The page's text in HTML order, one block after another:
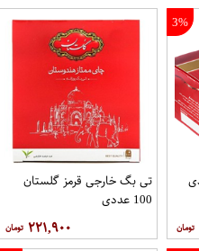
3%
تی بگ خارجی قرمز گلستان
100 عددی
۲۲۱,۹۰۰